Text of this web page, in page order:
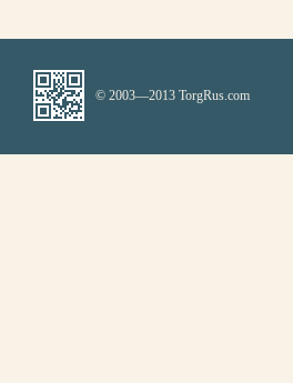
© 2003—2013 TorgRus.com